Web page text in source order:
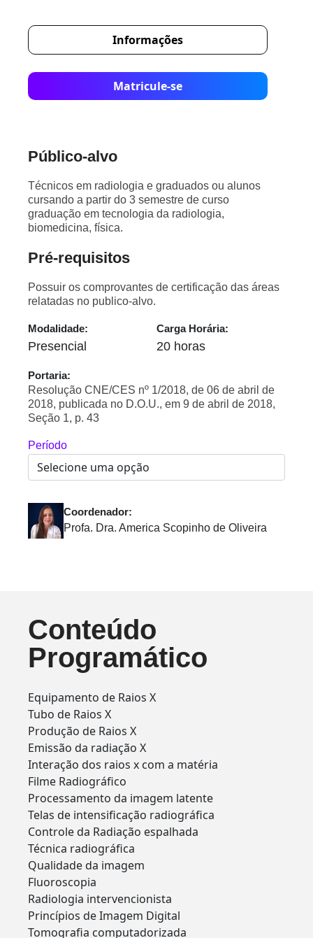
Informações
Matricule-se
Público-alvo
Técnicos em radiologia e graduados ou alunos
cursando a partir do 3 semestre de curso
graduação em tecnologia da radiologia,
biomedicina, física.
Pré-requisitos
Possuir os comprovantes de certificação das áreas
relatadas no publico-alvo.
Modalidade:
Presencial
Carga Horária:
20 horas
Portaria:
Resolução CNE/CES nº 1/2018, de 06 de abril de
2018, publicada no D.O.U., em 9 de abril de 2018,
Seção 1, p. 43
Período
Coordenador:
Profa. Dra. America Scopinho de Oliveira
Conteúdo
Programático
Equipamento de Raios X
Tubo de Raios X
Produção de Raios X
Emissão da radiação X
Interação dos raios x com a matéria
Filme Radiográfico
Processamento da imagem latente
Telas de intensificação radiográfica
Controle da Radiação espalhada
Técnica radiográfica
Qualidade da imagem
Fluoroscopia
Radiologia intervencionista
Princípios de Imagem Digital
Tomografia computadorizada